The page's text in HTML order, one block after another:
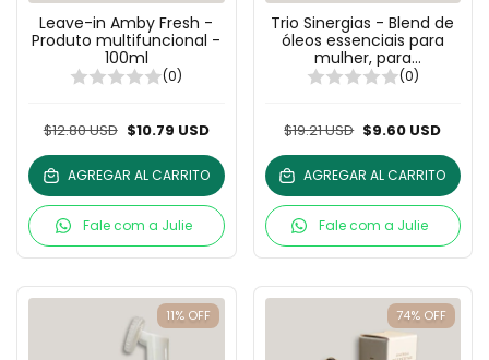
Leave-in Amby Fresh -
Produto multifuncional -
100ml
(0)
$12.80 USD $10.79 USD
AGREGAR AL CARRITO
Fale com a Julie
Trio Sinergias - Blend de
óleos essenciais para
mulher, para
concentração e para
(0)
$19.21 USD $9.60 USD
AGREGAR AL CARRITO
Fale com a Julie
11% OFF 74% OFF